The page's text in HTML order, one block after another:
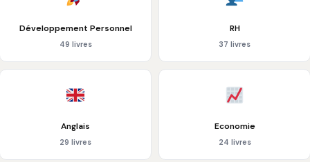
Développement Personnel
49 livres
RH
37 livres
Anglais
29 livres
Economie
24 livres